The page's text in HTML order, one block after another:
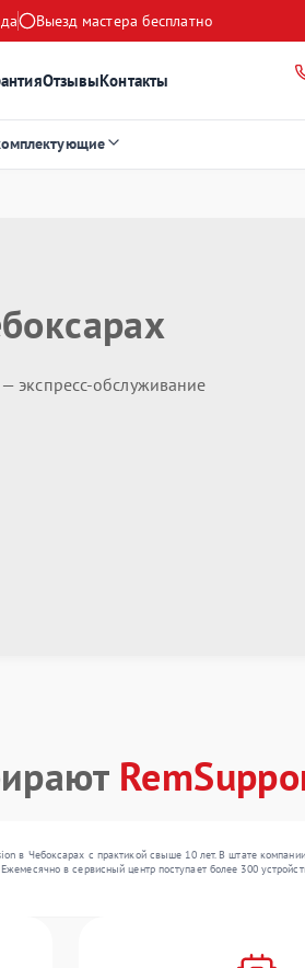
Выезд мастера бесплатно
ОтзывыКонтакты
— экспресс-обслуживание
в Чебоксарах с практикой свыше 10 лет. В штате
в сервисный центр поступает более 300